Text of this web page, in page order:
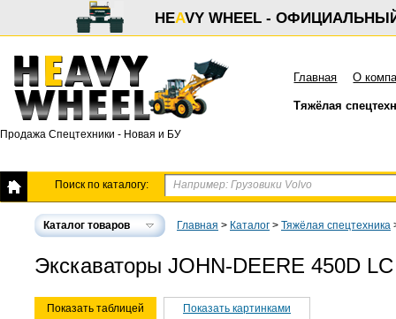
HEAVY WHEEL -
Продажа Спецтехники - Новая и БУ
Главная О
Тяжёлая
Поиск по каталогу:
Каталог товаров Главная > Каталог > Тяжёлая спецтехника
Экскаваторы JOHN-DEERE 450D LC
Показать таблицей Показать картинками